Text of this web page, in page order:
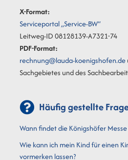
X-Format:
Serviceportal „Service-BW“
Leitweg-ID 08128139-A7321-74
PDF-Format:
rechnung@lauda-koenigshofen.de
Sachgebietes und des
Häufig gestellte
Wann findet die Königshöfer
Wie kann ich mein Kind für einen
vormerken lassen?